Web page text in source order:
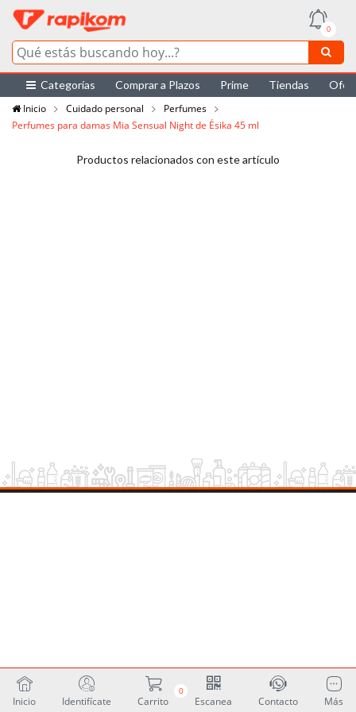
0
Categorías Comprar a Plazos Prime Tiendas
Inicio
Cuidado personal
Perfumes
Perfumes para damas Mia Sensual Night de Ésika 45 ml
Productos relacionados con este artículo
Inicio Identifícate
0
Carrito Escanea Contacto Más